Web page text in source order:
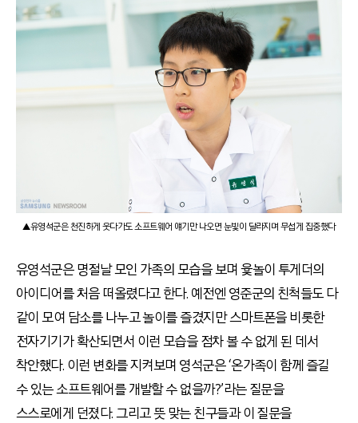
▲유영석군은 천진하게 웃다가도 소프트웨어 얘기만 나오면 눈빛이 달라지며 무섭게 집중했다
유영석군은 명절날 모인 가족의 모습을 보며 윷놀이 투게더의
아이디어를 처음 떠올렸다고 한다. 예전엔 영준군의 친척들도 다
같이 모여 담소를 나누고 놀이를 즐겼지만 스마트폰을 비롯한
전자기기가 확산되면서 이런 모습을 점차 볼 수 없게 된 데서
착안했다. 이런 변화를 지켜보며 영석군은 ‘온가족이 함께 즐길
수 있는 소프트웨어를 개발할 수 없을까?’라는 질문을
스스로에게 던졌다. 그리고 뜻 맞는 친구들과 이 질문을